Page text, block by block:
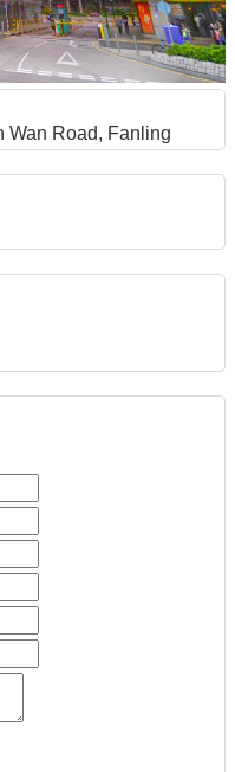
Wan Road, Fanling